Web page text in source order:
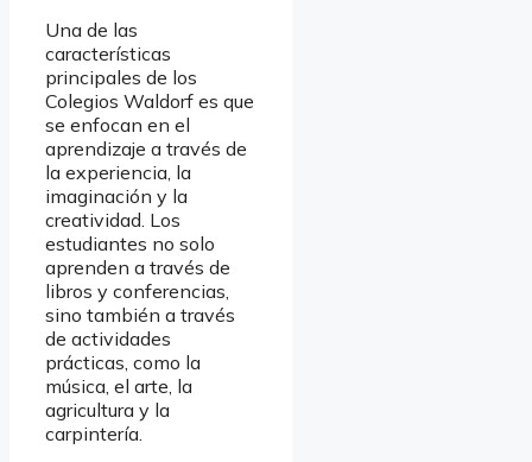
Una de las
características
principales de los
Colegios Waldorf es que
se enfocan en el
aprendizaje a través de
la experiencia, la
imaginación y la
creatividad. Los
estudiantes no solo
aprenden a través de
libros y conferencias,
sino también a través
de actividades
prácticas, como la
música, el arte, la
agricultura y la
carpintería.